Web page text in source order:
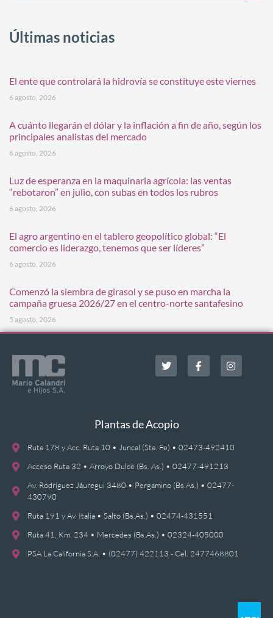
Últimas noticias
El ente que controlará la hidrovía se constituye este viernes
6 agosto, 2026
A cuánto llegarán el dólar y la inflación a fin de año, según los
principales analistas del mercado
6 agosto, 2026
Luz de esperanza en la maquinaria agrícola: las ventas
“rebotaron” en julio, con subas en todos los rubros
6 agosto, 2026
El agro argentino en el tablero geopolítico global: “El
comercio es liderazgo, tenemos que ser líderes”
6 agosto, 2026
Comenzó la siembra de girasol y se puso en marcha la
campaña gruesa 2026/27 en el centro-norte santafesino
5 agosto, 2026
Plantas de Acopio
Ruta 178 y Acc. Ruta 10 • Juncal (Sta. Fe) • 02473-492410
Acceso Ruta 32 • Arroyo Dulce (Bs. As.) • 02477-491213
Av. Rodríguez Jáuregui 3480 • Pergamino (Bs.As.) • 02477-
430790
Ruta 191 y Av. Italia • Salto (Bs.As.) • 02474-431551
Ruta 41, Km. 234 • Mercedes (Bs.As.) • 02324-405000
PSA La California S.A. • (02477) 422113 - Cel. 2477468801